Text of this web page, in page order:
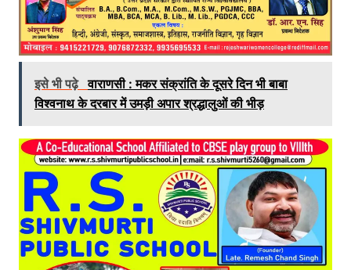
इसे भी पढ़े वाराणसी : मकर संक्रांति के दूसरे दिन भी बाबा
विश्वनाथ के दरबार में उमड़ी अपार श्रद्धालुओं की भीड़